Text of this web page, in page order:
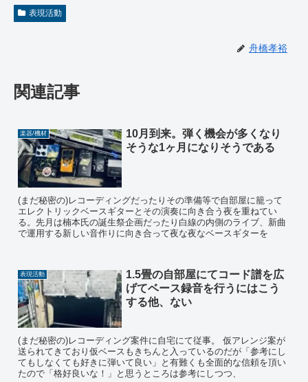
表現活動
舟橋孝裕
関連記事
楽器/機材
10月到来。弾く機会が多くなり
そうな1ヶ月になりそうである
(まだ秘密の)レコーディングだったりその準備等で自部屋に籠って
エレクトリックベースギターとその演奏に向き合う夜を重ねてい
る。先月は楠本氏の誕生祭企画だったり白線の内側のライブ、新曲
で運用する新しい音作りに向き合って夜な夜なベースギターを
表現活動
1.5畳の自部屋にてコード譜を広
げてベース録音を行うにはこう
する他、ない
(まだ秘密の)レコーディング案件に自宅にて従事。 仮アレンジ案が
送られてきており仮ベースもきちんと入っているのだが「参考にし
てもしなくても好きに弾いて良い」と有難くも全面的な信頼を頂い
たので「格好良いな！」と思うところは参考にしつつ、